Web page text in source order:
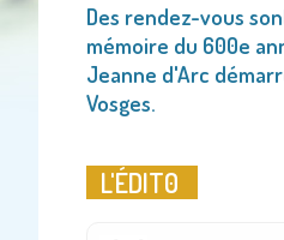
Des rendez-vous
mémoire du 600e
Jeanne d'Arc
Vosges.
L'ÉDIT0